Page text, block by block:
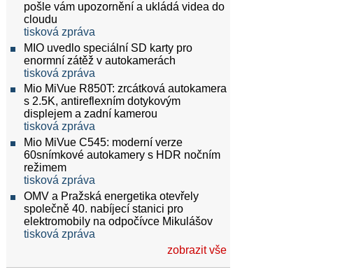
pošle vám upozornění a ukládá videa do
cloudu
tisková zpráva
MIO uvedlo speciální SD karty pro
enormní zátěž v autokamerách
tisková zpráva
Mio MiVue R850T: zrcátková autokamera
s 2.5K, antireflexním dotykovým
displejem a zadní kamerou
tisková zpráva
Mio MiVue C545: moderní verze
60snímkové autokamery s HDR nočním
režimem
tisková zpráva
OMV a Pražská energetika otevřely
společně 40. nabíjecí stanici pro
elektromobily na odpočívce Mikulášov
tisková zpráva
zobrazit vše